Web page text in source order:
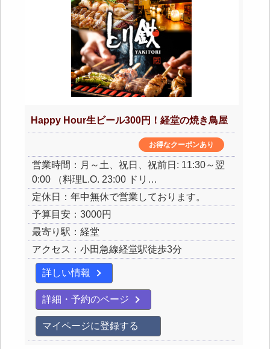
Happy Hour生ビール300円！経堂の焼き鳥屋
お得なクーポンあり
営業時間：月～土、祝日、祝前日: 11:30～翌
0:00 （料理L.O. 23:00 ドリ…
定休日：年中無休で営業しております。
予算目安：3000円
最寄り駅：経堂
アクセス：小田急線経堂駅徒歩3分
詳しい情報
詳細・予約のページ
マイページに登録する